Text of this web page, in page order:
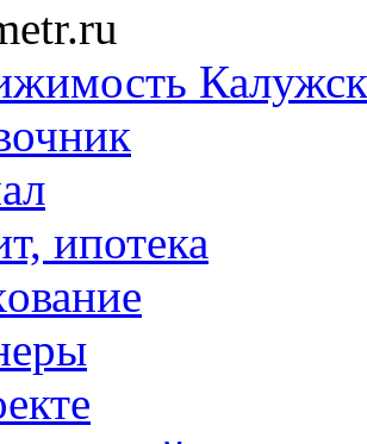
ипотека